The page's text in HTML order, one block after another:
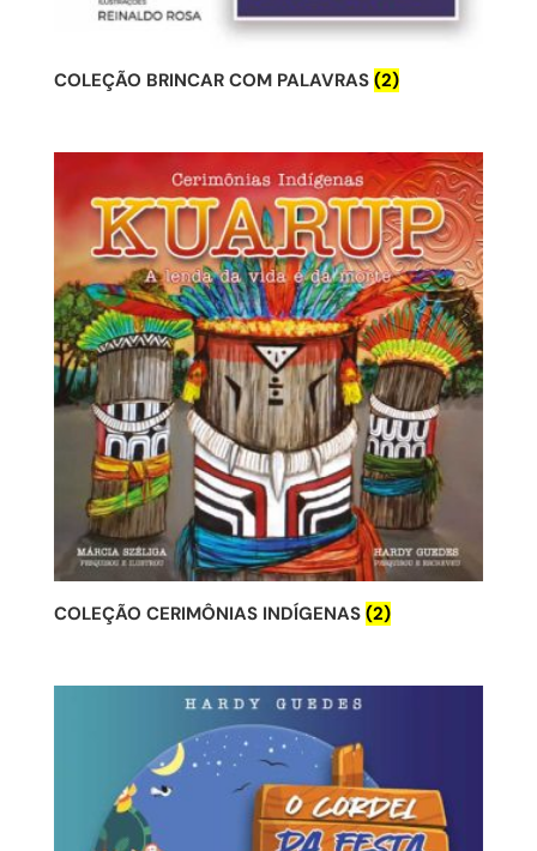
COLEÇÃO BRINCAR COM PALAVRAS (2)
COLEÇÃO CERIMÔNIAS INDÍGENAS (2)